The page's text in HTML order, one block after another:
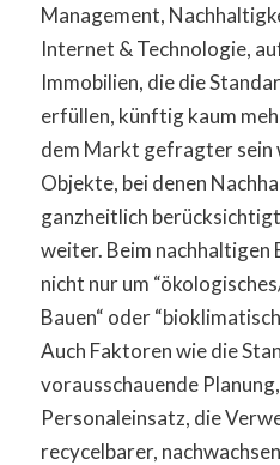
Management,
Internet & Technologie,
Immobilien, die die
erfüllen, künftig kaum
dem Markt gefragter sein
Objekte, bei denen
ganzheitlich
weiter. Beim nachhaltigen
nicht nur um
Bauen“ oder
Auch Faktoren wie die
vorausschauende
Personaleinsatz, die
recycelbarer,